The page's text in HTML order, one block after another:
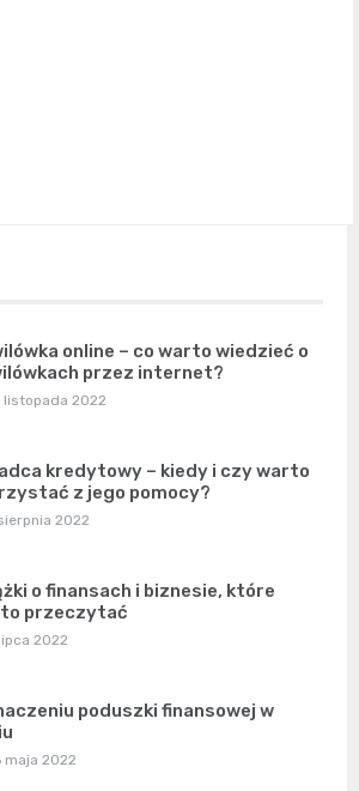
online – co warto wiedzieć o
przez internet?
listopada 2022
kredytowy – kiedy i czy warto
z jego pomocy?
2022
o finansach i biznesie, które
przeczytać
2022
poduszki finansowej w
maja 2022